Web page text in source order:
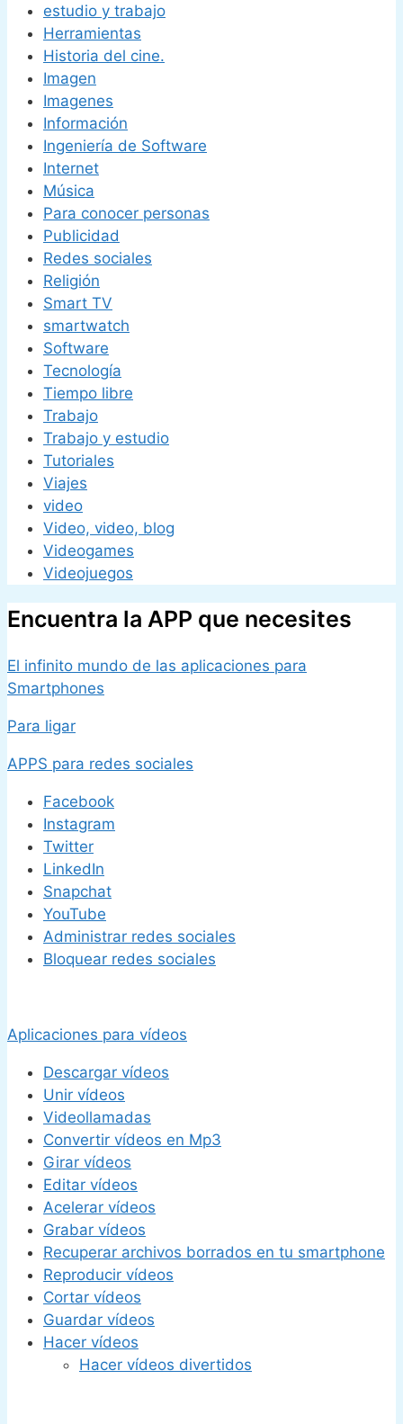
estudio y trabajo
Herramientas
Historia del cine.
Imagen
Imagenes
Información
Ingeniería de Software
Internet
Música
Para conocer personas
Publicidad
Redes sociales
Religión
Smart TV
smartwatch
Software
Tecnología
Tiempo libre
Trabajo
Trabajo y estudio
Tutoriales
Viajes
video
Video, video, blog
Videogames
Videojuegos
Encuentra la APP que necesites
El infinito mundo de las aplicaciones para
Smartphones
Para ligar
APPS para redes sociales
Facebook
Instagram
Twitter
LinkedIn
Snapchat
YouTube
Administrar redes sociales
Bloquear redes sociales
Aplicaciones para vídeos
Descargar vídeos
Unir vídeos
Videollamadas
Convertir vídeos en Mp3
Girar vídeos
Editar vídeos
Acelerar vídeos
Grabar vídeos
Recuperar archivos borrados en tu smartphone
Reproducir vídeos
Cortar vídeos
Guardar vídeos
Hacer vídeos
Hacer vídeos divertidos